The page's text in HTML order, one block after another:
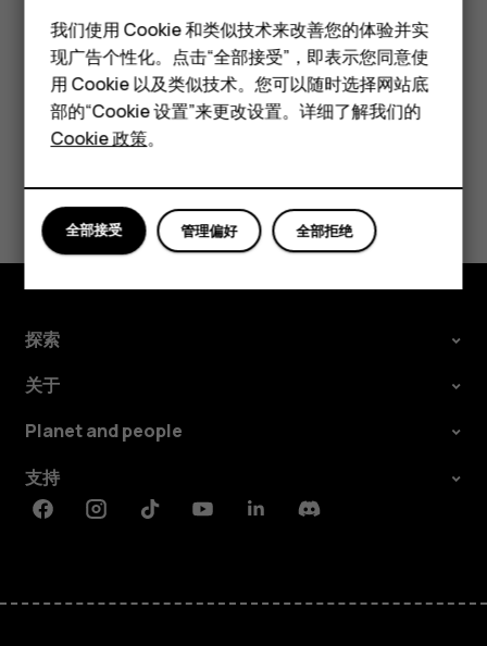
智能手机
经典手机
配件
平板电脑
Subprocessors
探索
关于
Planet and people
支持
FacebookInstagramTiktokYoutubeLinkedinDiscord
我们使用 Cookie 和类似技术来改善您的体验并实
现广告个性化。点击“全部接受”，即表示您同意使
用 Cookie 以及类似技术。您可以随时选择网站底
部的“Cookie 设置”来更改设置。详细了解我们的
Cookie 政策。
全部拒绝
管理偏好
全部接受